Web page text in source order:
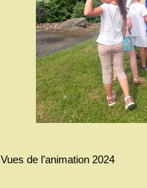
Vues de l’animation 2024